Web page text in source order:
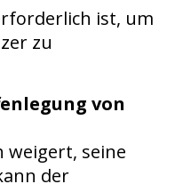
ist, um
zu
von
weigert, seine
der